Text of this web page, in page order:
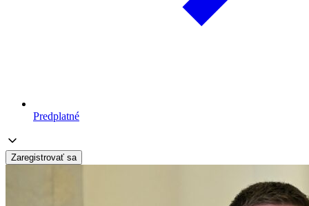
Predplatné
Zaregistrovať sa